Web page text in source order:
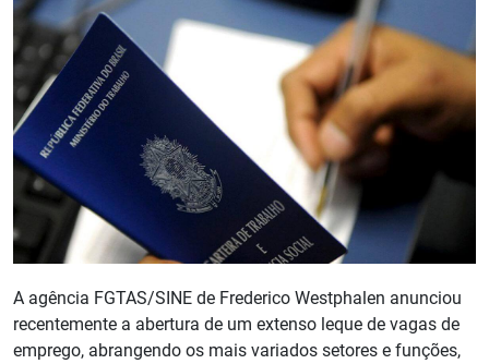
A agência FGTAS/SINE de Frederico Westphalen anunciou
recentemente a abertura de um extenso leque de vagas de
emprego, abrangendo os mais variados setores e funções,